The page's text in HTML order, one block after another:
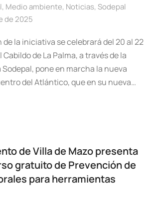
, Medio ambiente, Noticias, Sodepal
de 2025
de la iniciativa se celebrará del 20 al 22
de La Palma, a través de la
pone en marcha la nueva
del Atlántico, que en su nueva…
de Villa de Mazo presenta
gratuito de Prevención de
para herramientas